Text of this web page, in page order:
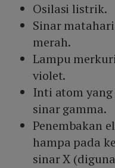
Osilasi listrik.
Sinar
merah.
Lampu
violet.
Inti atom
sinar gamma.
Penembakan
hampa pada
sinar X